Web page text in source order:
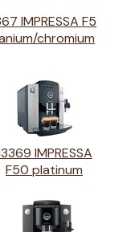
IMPRESSA F5
chromium
IMPRESSA
F50 platinum